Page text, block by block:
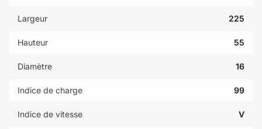
Largeur 225
Hauteur 55
Diamètre 16
Indice de charge 99
Indice de vitesse V